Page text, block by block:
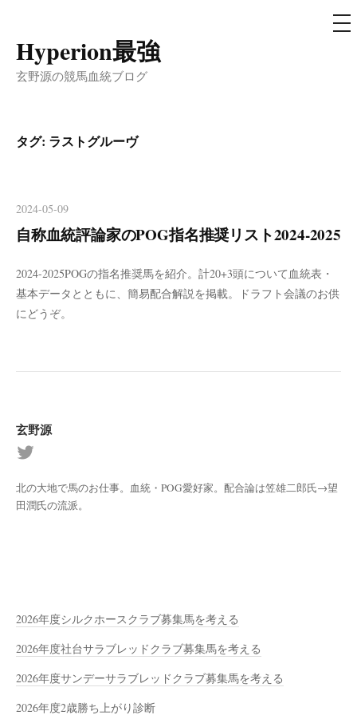
コ
ン
ツ
へ
ッ
プ
Hyperion最強
玄野源の競馬血統ブログ
メ
ニ
タグ: ラストグルーヴ
2024-05-09
自称血統評論家のPOG指名推奨リスト2024-2025
2024-2025POGの指名推奨馬を紹介。計20+3頭について血統表・
基本データとともに、簡易配合解説を掲載。ドラフト会議のお供
にどうぞ。
玄野源
北の大地で馬のお仕事。血統・POG愛好家。配合論は笠雄二郎氏→望
田潤氏の流派。
2026年度シルクホースクラブ募集馬を考える
2026年度社台サラブレッドクラブ募集馬を考える
2026年度サンデーサラブレッドクラブ募集馬を考える
2026年度2歳勝ち上がり診断